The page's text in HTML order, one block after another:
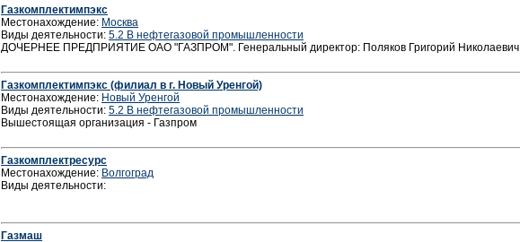
Газкомплектимпэкс
Местонахождение: Москва
Виды деятельности: 5.2 В нефтегазовой промышленности
ДОЧЕРНЕЕ ПРЕДПРИЯТИЕ ОАО "ГАЗПРОМ". Генеральный директор: Поляков Григорий Николаевич
Газкомплектимпэкс (филиал в г. Новый Уренгой)
Местонахождение: Новый Уренгой
Виды деятельности: 5.2 В нефтегазовой промышленности
Вышестоящая организация - Газпром
Газкомплектресурс
Местонахождение: Волгоград
Виды деятельности:
Газмаш